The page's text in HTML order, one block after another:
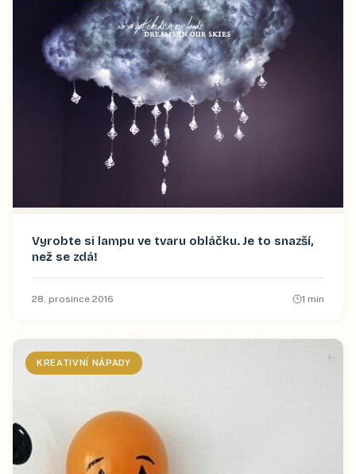
Vyrobte si lampu ve tvaru obláčku. Je to snazší,
než se zdá!
28. prosince 2016 1 min
KREATIVNÍ NÁPADY